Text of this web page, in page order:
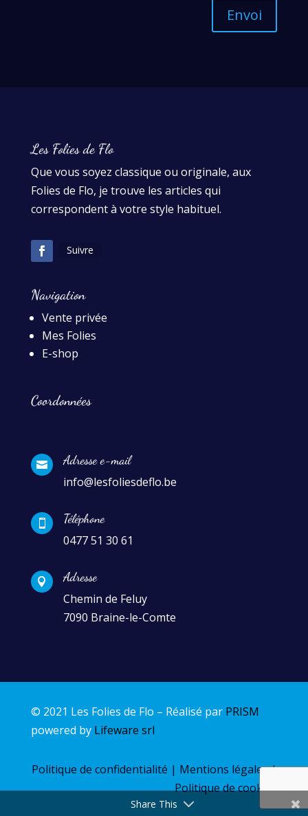
Envoi
Les Folies de Flo
Que vous soyez classique ou originale, aux
Folies de Flo, je trouve les articles qui
correspondent à votre style habituel.
Suivre
Navigation
Vente privée
Mes Folies
E-shop
Coordonnées

Adresse e-mail
info@lesfoliesdeflo.be

Téléphone
0477 51 30 61

Adresse
Chemin de Feluy
7090 Braine-le-Comte
© 2021 Les Folies de Flo – Réalisé par PRISM
powered by Lifeware srl
Politique de confidentialité | Mentions légales|
Politique de cookies
Share This